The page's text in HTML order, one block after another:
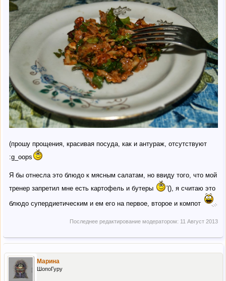
(прошу прощения, красивая посуда, как и антураж, отсутствуют
:g_oops
Я бы отнесла это блюдо к мясным салатам, но ввиду того, что мой
тренер запретил мне есть картофель и бутеры
'(), я считаю это
блюдо супердиетическим и ем его на первое, второе и компот
Последнее редактирование модератором: 11 Август 2013
Марина
ШопоГуру